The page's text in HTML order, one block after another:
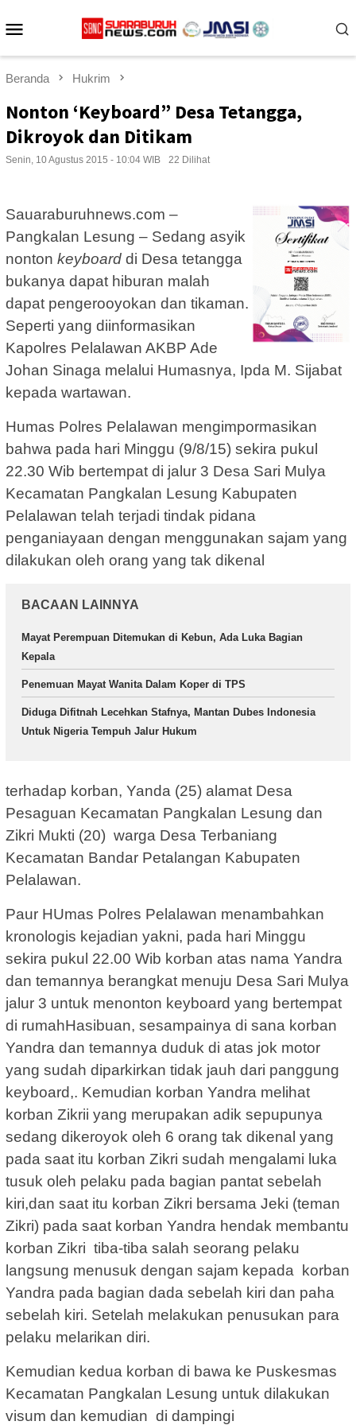
ke
Beranda Hukrim
Nonton ‘Keyboard” Desa Tetangga,
Dikroyok dan Ditikam
Senin, 10 Agustus 2015 - 10:04 WIB 22 Dilihat
Sauaraburuhnews.com –
Pangkalan Lesung – Sedang asyik
nonton keyboard di Desa tetangga
bukanya dapat hiburan malah
dapat pengerooyokan dan tikaman.
Seperti yang diinformasikan
Kapolres Pelalawan AKBP Ade
Johan Sinaga melalui Humasnya, Ipda M. Sijabat
kepada wartawan.
Humas Polres Pelalawan mengimpormasikan
bahwa pada hari Minggu (9/8/15) sekira pukul
22.30 Wib bertempat di jalur 3 Desa Sari Mulya
Kecamatan Pangkalan Lesung Kabupaten
Pelalawan telah terjadi tindak pidana
penganiayaan dengan menggunakan sajam yang
dilakukan oleh orang yang tak dikenal
BACAAN LAINNYA
Mayat Perempuan Ditemukan di Kebun, Ada Luka Bagian
Kepala
Penemuan Mayat Wanita Dalam Koper di TPS
Diduga Difitnah Lecehkan Stafnya, Mantan Dubes Indonesia
Untuk Nigeria Tempuh Jalur Hukum
terhadap korban, Yanda (25) alamat Desa
Pesaguan Kecamatan Pangkalan Lesung dan
Zikri Mukti (20) warga Desa Terbaniang
Kecamatan Bandar Petalangan Kabupaten
Pelalawan.
Paur HUmas Polres Pelalawan menambahkan
kronologis kejadian yakni, pada hari Minggu
sekira pukul 22.00 Wib korban atas nama Yandra
dan temannya berangkat menuju Desa Sari Mulya
jalur 3 untuk menonton keyboard yang bertempat
di rumahHasibuan, sesampainya di sana korban
Yandra dan temannya duduk di atas jok motor
yang sudah diparkirkan tidak jauh dari panggung
keyboard,. Kemudian korban Yandra melihat
korban Zikrii yang merupakan adik sepupunya
sedang dikeroyok oleh 6 orang tak dikenal yang
pada saat itu korban Zikri sudah mengalami luka
tusuk oleh pelaku pada bagian pantat sebelah
kiri,dan saat itu korban Zikri bersama Jeki (teman
Zikri) pada saat korban Yandra hendak membantu
korban Zikri tiba-tiba salah seorang pelaku
langsung menusuk dengan sajam kepada korban
Yandra pada bagian dada sebelah kiri dan paha
sebelah kiri. Setelah melakukan penusukan para
pelaku melarikan diri.
Kemudian kedua korban di bawa ke Puskesmas
Kecamatan Pangkalan Lesung untuk dilakukan
visum dan kemudian di dampingi